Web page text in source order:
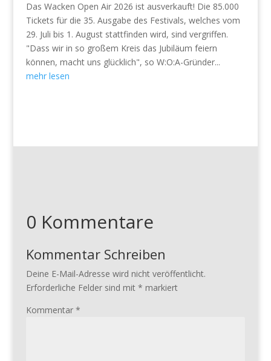
Das Wacken Open Air 2026 ist ausverkauft! Die 85.000
Tickets für die 35. Ausgabe des Festivals, welches vom
29. Juli bis 1. August stattfinden wird, sind vergriffen.
"Dass wir in so großem Kreis das Jubiläum feiern
können, macht uns glücklich", so W:O:A-Gründer...
mehr lesen
0 Kommentare
Kommentar Schreiben
Deine E-Mail-Adresse wird nicht veröffentlicht.
Erforderliche Felder sind mit * markiert
Kommentar *